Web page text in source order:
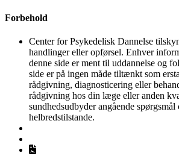
Forbehold
Center for Psykedelisk Dannelse
handlinger eller opførsel. Enhver
denne side er ment til uddannelse og
side er på ingen måde tiltænkt som
rådgivning, diagnosticering eller
rådgivning hos din læge eller anden
sundhedsudbyder angående
helbredstilstande.